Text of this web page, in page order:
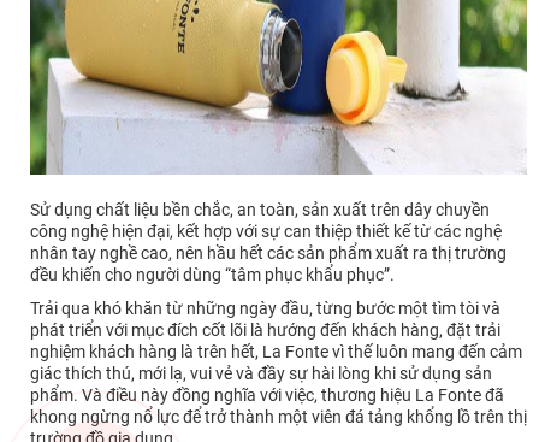
Sử dụng chất liệu bền chắc, an toàn, sản xuất trên dây chuyền
công nghệ hiện đại, kết hợp với sự can thiệp thiết kế từ các nghệ
nhân tay nghề cao, nên hầu hết các sản phẩm xuất ra thị trường
đều khiến cho người dùng “tâm phục khẩu phục”.
Trải qua khó khăn từ những ngày đầu, từng bước một tìm tòi và
phát triển với mục đích cốt lõi là hướng đến khách hàng, đặt trải
nghiệm khách hàng là trên hết, La Fonte vì thế luôn mang đến cảm
giác thích thú, mới lạ, vui vẻ và đầy sự hài lòng khi sử dụng sản
phẩm. Và điều này đồng nghĩa với việc, thương hiệu La Fonte đã
khong ngừng nổ lực để trở thành một viên đá tảng khổng lồ trên thị